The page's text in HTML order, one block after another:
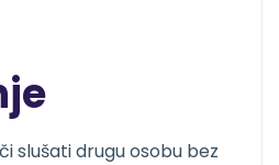
slušati drugu osobu bez